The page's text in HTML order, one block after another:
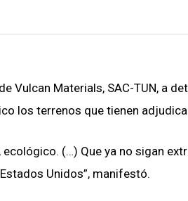
Vulcan Materials, SAC-TUN, a
los terrenos que tienen
(…) Que ya no sigan
Unidos”, manifestó.